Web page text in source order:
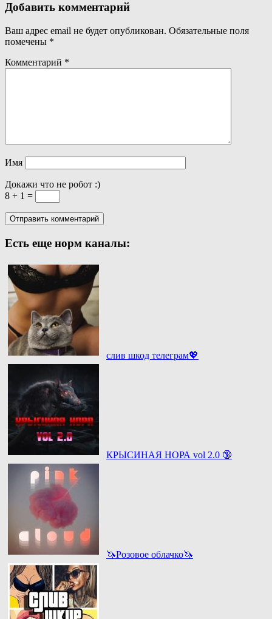
Добавить комментарий
Ваш адрес email не будет опубликован. Обязательные поля
помечены *
Комментарий *
Имя
Докажи что не робот :)
8 + 1 =
Есть еще норм каналы:
слив шкод телеграм💖
КРЫСИНАЯ НОРА vol 2.0 🔞
🦄Розовое облачко🦄